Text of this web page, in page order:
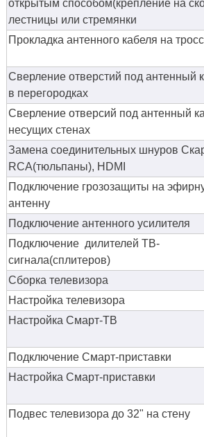
открытым способом(крепление на
лестницы или стремянки
Прокладка антенного кабеля на
Сверление отверстий под антенный
в перегородках
Сверление отверсий под антенный
несущих стенах
Замена соединительных шнуров
RCA(тюльпаны), HDMI
Подключение грозозащиты на
антенну
Подключение антенного усилителя
Подключение дилителей ТВ-
сигнала(сплитеров)
Сборка телевизора
Настройка телевизора
Настройка Смарт-ТВ
Подключение Смарт-приставки
Настройка Смарт-приставки
Подвес телевизора до 32" на стену